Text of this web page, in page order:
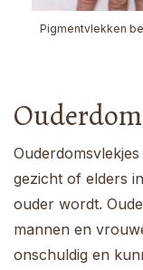
Pigmentvlekken
gezicht of elders
ouder wordt.
mannen en
onschuldig en